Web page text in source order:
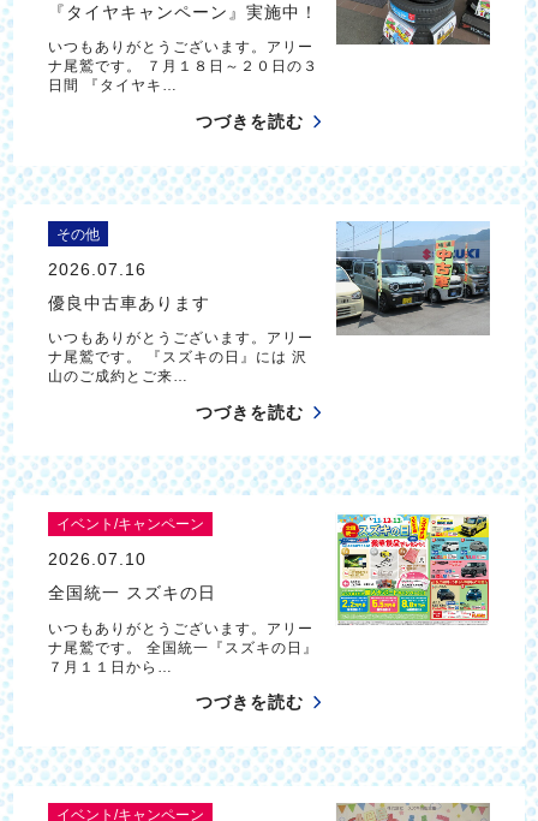
『タイヤキャンペーン』実施中！
いつもありがとうございます。アリー
ナ尾鷲です。 ７月１８日～２０日の３
日間 『タイヤキ…
つづきを読む
その他
2026.07.16
優良中古車あります
いつもありがとうございます。アリー
ナ尾鷲です。 『スズキの日』には 沢
山のご成約とご来…
つづきを読む
イベント/キャンペーン
2026.07.10
全国統一 スズキの日
いつもありがとうございます。アリー
ナ尾鷲です。 全国統一『スズキの日』
７月１１日から…
つづきを読む
イベント/キャンペーン